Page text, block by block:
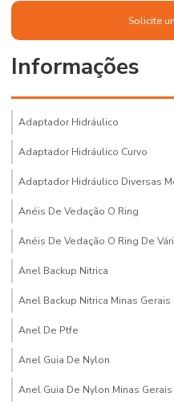
Solicite
Informações
Adaptador Hidráulico
Adaptador Hidráulico Curvo
Adaptador Hidráulico Diversas
Anéis De Vedação O Ring
Anéis De Vedação O Ring De
Anel Backup Nitrica
Anel Backup Nitrica Minas Gerais
Anel De Ptfe
Anel Guia De Nylon
Anel Guia De Nylon Minas Gerais